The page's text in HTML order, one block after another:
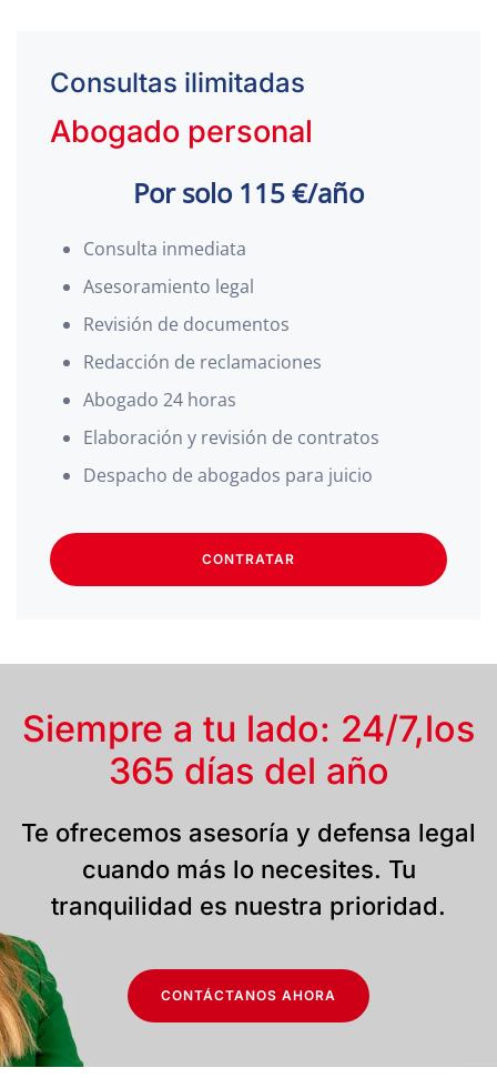
Consultas ilimitadas
Abogado personal
Por solo 115 €/año
Consulta inmediata
Asesoramiento legal
Revisión de documentos
Redacción de reclamaciones
Abogado 24 horas
Elaboración y revisión de contratos
Despacho de abogados para juicio
CONTRATAR
Siempre a tu lado: 24/7,los
365 días del año
Te ofrecemos asesoría y defensa legal
cuando más lo necesites. Tu
tranquilidad es nuestra prioridad.
CONTÁCTANOS AHORA